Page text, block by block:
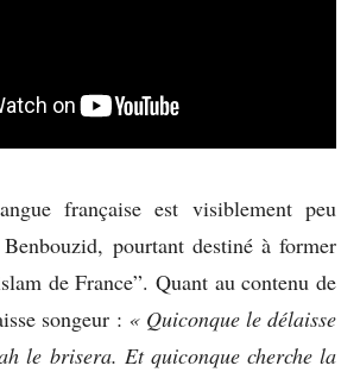
française est visiblement peu
pourtant destiné à former
de France”. Quant au contenu de
songeur : « Quiconque le délaisse
le brisera. Et quiconque cherche la